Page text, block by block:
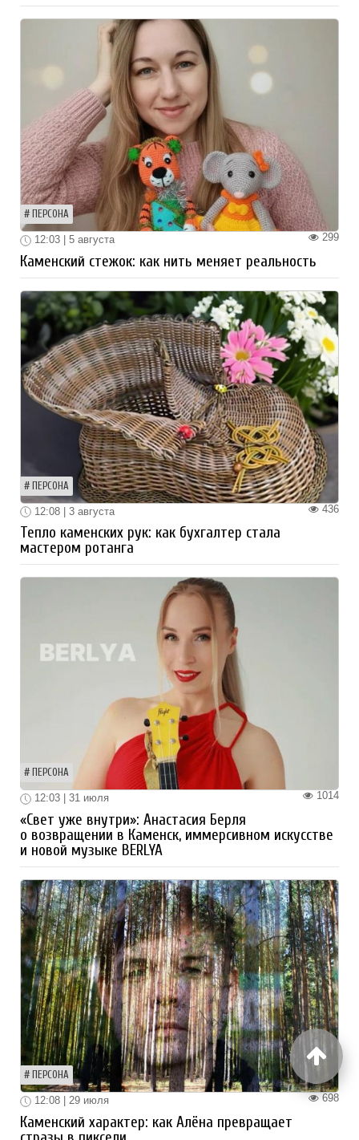
ПЕРСОНА
299
12:03 | 5 августа
Каменский стежок: как нить меняет реальность
ПЕРСОНА
436
12:08 | 3 августа
Тепло каменских рук: как бухгалтер стала
мастером ротанга
ПЕРСОНА
1014
12:03 | 31 июля
«Свет уже внутри»: Анастасия Берля
о возвращении в Каменск, иммерсивном искусстве
и новой музыке BERLYA
ПЕРСОНА
698
12:08 | 29 июля
Каменский характер: как Алёна превращает